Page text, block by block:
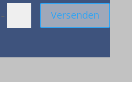
= Versenden